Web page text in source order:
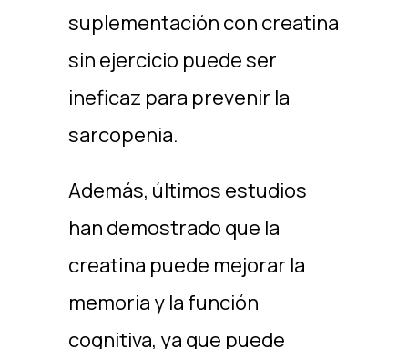
suplementación con creatina
sin ejercicio puede ser
ineficaz para prevenir la
sarcopenia.
Además, últimos estudios
han demostrado que la
creatina puede mejorar la
memoria y la función
cognitiva, ya que puede